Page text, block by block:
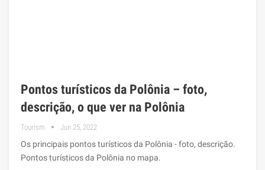
Pontos turísticos da Polônia – foto,
descrição, o que ver na Polônia
Tourism Jun 25, 2022
Os principais pontos turísticos da Polônia - foto, descrição.
Pontos turísticos da Polônia no mapa.